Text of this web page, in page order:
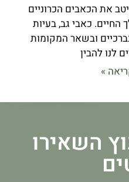
את הכאבים הכרוניים
כאבי גב, בעיות
ובשאר המקומות
לנו להבין
»
השאירו